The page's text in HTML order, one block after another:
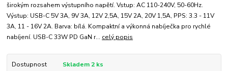
širokým rozsahem výstupního napětí. Vstup: AC 110-240V, 50-60Hz.
Výstup: USB-C 5V 3A, 9V 3A, 12V 2,5A, 15V 2A, 20V 1,5A, PPS: 3.3 - 11V
3A, 11 - 16V 2A. Barva: bílá. Kompaktní a výkonná nabíječka pro rychlé
nabíjení. USB-C 33W PD GaN r... celý popis
Dostupnost Skladem 2 ks